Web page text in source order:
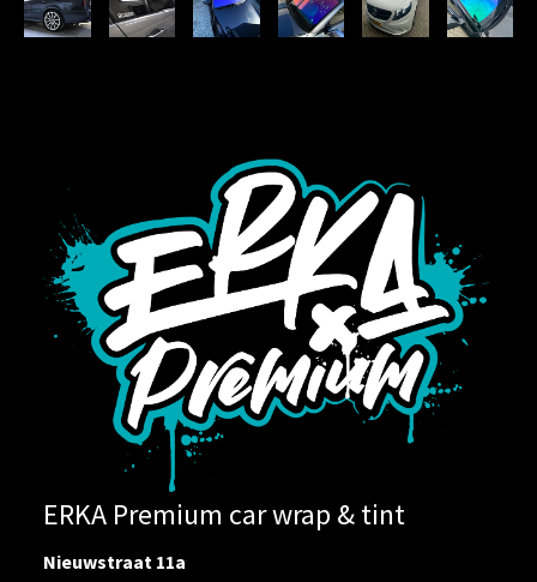
ERKA Premium car wrap & tint
Nieuwstraat 11a